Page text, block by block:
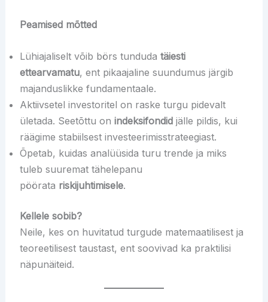
Peamised mõtted
Lühiajaliselt võib börs tunduda täiesti
ettearvamatu, ent pikaajaline suundumus järgib
majanduslikke fundamentaale.
Aktiivsetel investoritel on raske turgu pidevalt
ületada. Seetõttu on indeksifondidjälle pildis, kui
räägime stabiilsest investeerimisstrateegiast.
Õpetab, kuidas analüüsida turu trende ja miks
tuleb suuremat tähelepanu
pöörata riskijuhtimisele.
Kellele sobib?
Neile, kes on huvitatud turgude matemaatilisest ja
teoreetilisest taustast, ent soovivad ka praktilisi
näpunäiteid.